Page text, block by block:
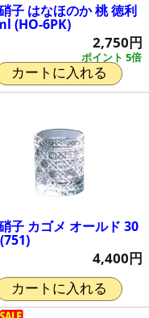
子 はなほのか 桃 徳利
(HO-6PK)
ポイント 5倍
2,750円
カートに入れる
子 カゴメ オールド 30
4,400円
カートに入れる